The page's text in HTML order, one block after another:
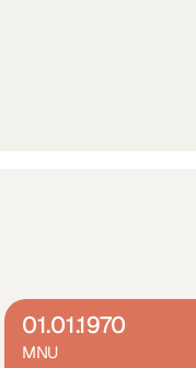
01.01.1970
MNU